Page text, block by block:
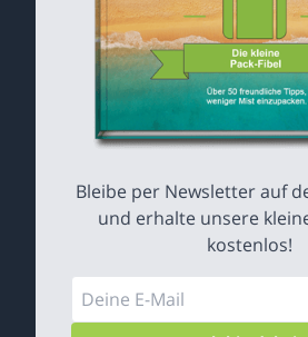
Bleibe per Newsletter auf
und erhalte unsere
kostenlos!